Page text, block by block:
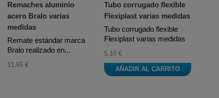
Remaches aluminio
acero Bralo varias
medidas
Remate estándar marca
Bralo realizado en...
11,65 €
Tubo corrugado flexible
Flexiplast varias medidas
Tubo corrugado flexible
Flexiplast varias medidas
5,10 €
AÑADIR AL CARRITO